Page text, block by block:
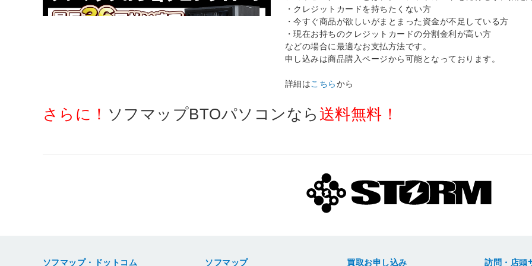
・クレジットカードを持ちたくない方
・今すぐ商品が欲しいがまとまった資金が不足している方
・現在お持ちのクレジットカードの分割金利が高い方
などの場合に最適なお支払方法です。
申し込みは商品購入ページから可能となっております。
詳細はこちらから
さらに！ ソフマップBTOパソコンなら 送料無料！
ソフマップ・ドットコム ソフマップ 買取お申し込み 訪問・店頭